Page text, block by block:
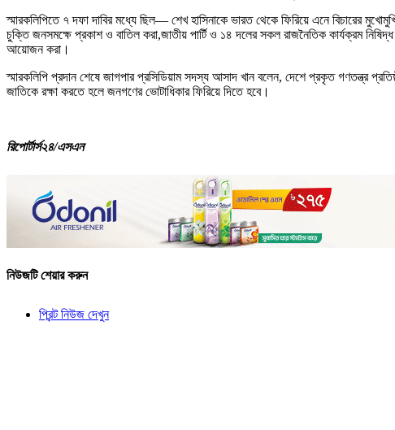
স্মারকলিপিতে ৭ দফা দাবির মধ্যে ছিল— শেখ হাসিনাকে ভারত থেকে ফিরিয়ে এনে বিচারের
চুক্তি জনসমক্ষে প্রকাশ ও বাতিল করা,জাতীয় পার্টি ও ১৪ দলের সকল রাজনৈতিক কার্যক্রম
আয়োজন করা।
স্মারকলিপি প্রদান শেষে জাগপার প্রসিডিয়াম সদস্য আসাদ খান বলেন, দেশে প্রকৃত গণতন্ত্র
জাতিকে রক্ষা করতে হলে জনগণের ভোটাধিকার ফিরিয়ে দিতে হবে।
রিপোর্টার্স২৪/এসএন
নিউজটি শেয়ার করুন
প্রিন্ট নিউজ দেখুন